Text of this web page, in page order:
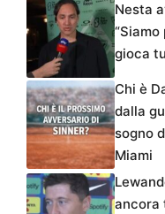
Nesta
gioca
Chi è
dalla
sogno
Miami
ancora